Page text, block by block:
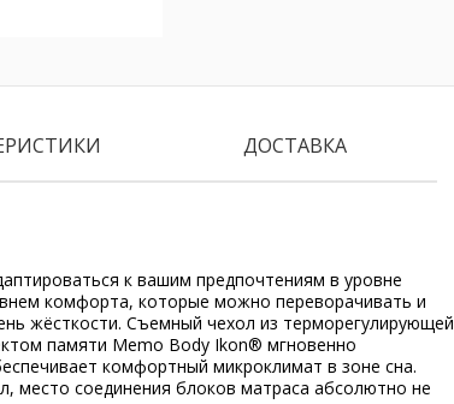
ДОСТАВКА
к вашим предпочтениям в уровне
комфорта, которые можно переворачивать и
жёсткости. Съемный чехол из терморегулирующей
памяти Memo Body Ikon® мгновенно
комфортный микроклимат в зоне сна.
место соединения блоков матраса абсолютно не